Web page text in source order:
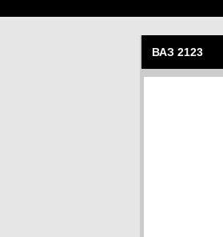
ВАЗ 2123